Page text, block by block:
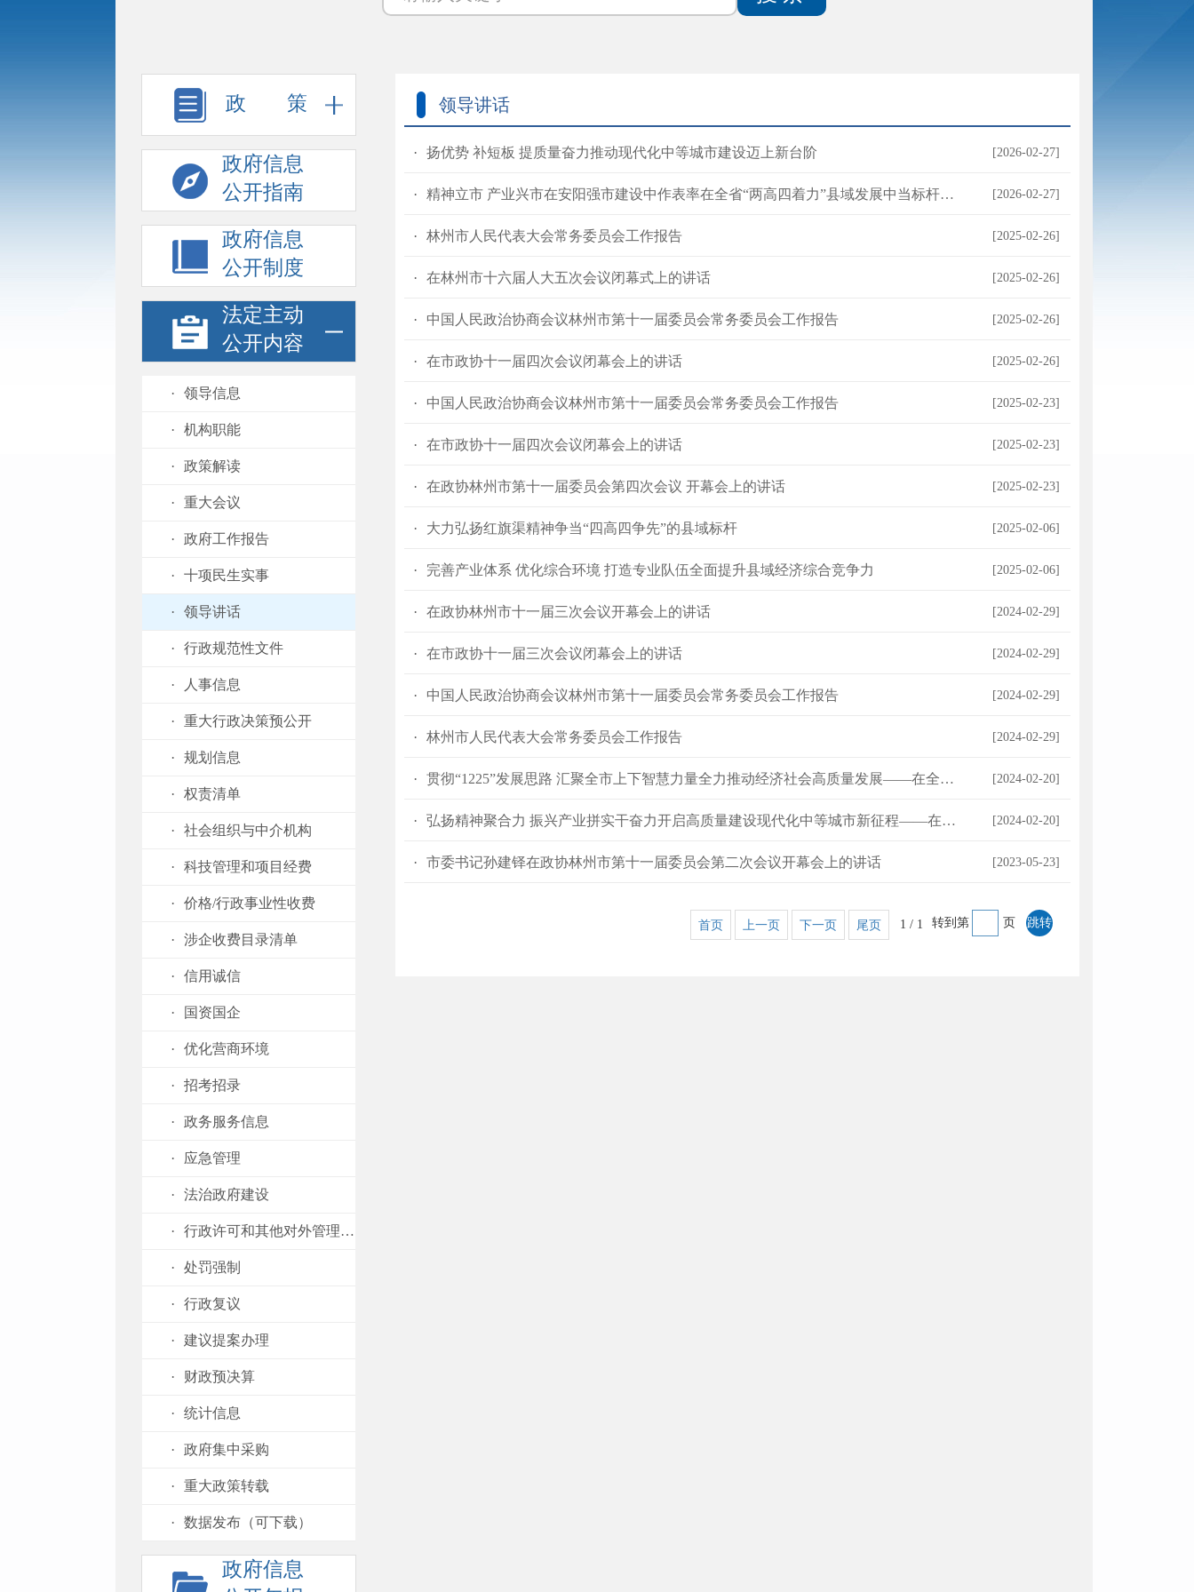
政 策
政府信息
公开指南
政府信息
公开制度
法定主动
公开内容
· 领导信息
· 机构职能
· 政策解读
· 重大会议
· 政府工作报告
· 十项民生实事
· 领导讲话
· 行政规范性文件
· 人事信息
· 重大行政决策预公开
· 规划信息
· 权责清单
· 社会组织与中介机构
· 科技管理和项目经费
· 价格/行政事业性收费
· 涉企收费目录清单
· 信用诚信
· 国资国企
· 优化营商环境
· 招考招录
· 政务服务信息
· 应急管理
· 法治政府建设
· 行政许可和其他对外管理服务
· 处罚强制
· 行政复议
· 建议提案办理
· 财政预决算
· 统计信息
· 政府集中采购
· 重大政策转载
· 数据发布（可下载）
政府信息
领导讲话
· 扬优势 补短板 提质量奋力推动现代化中等城市建设迈上新台阶 [2026-02-27]
· 精神立市 产业兴市在安阳强市建设中作表率在全省“两高四着力”县域发展中当标杆奋力谱写现代化中等城市建设新篇章
[2026-02-27]
· 林州市人民代表大会常务委员会工作报告 [2025-02-26]
· 在林州市十六届人大五次会议闭幕式上的讲话 [2025-02-26]
· 中国人民政治协商会议林州市第十一届委员会常务委员会工作报告 [2025-02-26]
· 在市政协十一届四次会议闭幕会上的讲话 [2025-02-26]
· 中国人民政治协商会议林州市第十一届委员会常务委员会工作报告 [2025-02-23]
· 在市政协十一届四次会议闭幕会上的讲话 [2025-02-23]
· 在政协林州市第十一届委员会第四次会议 开幕会上的讲话 [2025-02-23]
· 大力弘扬红旗渠精神争当“四高四争先”的县域标杆 [2025-02-06]
· 完善产业体系 优化综合环境 打造专业队伍全面提升县域经济综合竞争力 [2025-02-06]
· 在政协林州市十一届三次会议开幕会上的讲话 [2024-02-29]
· 在市政协十一届三次会议闭幕会上的讲话 [2024-02-29]
· 中国人民政治协商会议林州市第十一届委员会常务委员会工作报告 [2024-02-29]
· 林州市人民代表大会常务委员会工作报告 [2024-02-29]
· 贯彻“1225”发展思路 汇聚全市上下智慧力量全力推动经济社会高质量发展——在全市三级干部会议上的讲话 [2024-02-20]
· 弘扬精神聚合力 振兴产业拼实干奋力开启高质量建设现代化中等城市新征程——在全市三级干部会议上的讲话 [2024-02-20]
· 市委书记孙建铎在政协林州市第十一届委员会第二次会议开幕会上的讲话 [2023-05-23]
首页 上一页 下一页 尾页 1 / 1 转到第 页